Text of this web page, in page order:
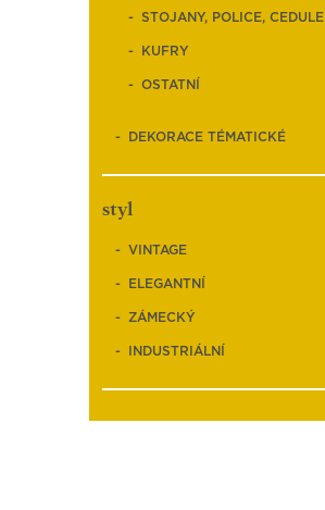
STOJANY, POLICE, CEDULE
KUFRY
OSTATNÍ
DEKORACE TÉMATICKÉ
styl
VINTAGE
ELEGANTNÍ
ZÁMECKÝ
INDUSTRIÁLNÍ